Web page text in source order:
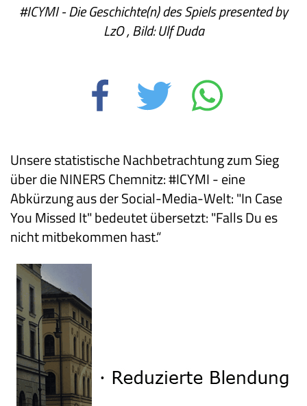
#ICYMI - Die Geschichte(n) des Spiels presented by
LzO ,Bild: Ulf Duda
Unsere statistische Nachbetrachtung zum Sieg
über die NINERS Chemnitz: #ICYMI - eine
Abkürzung aus der Social-Media-Welt: "In Case
You Missed It" bedeutet übersetzt: "Falls Du es
nicht mitbekommen hast.“